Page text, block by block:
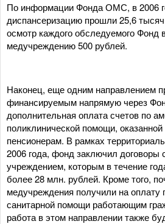
По информации Фонда ОМС, в 2006
диспансеризацию прошли 25,6
осмотр каждого обследуемого Фонд
медучреждению 500 рублей.
Наконец, еще одним направлением
финансируемым напрямую через
дополнительная оплата счетов по
поликлинической помощи,
пенсионерам. В рамках
2006 года, фонд заключил договоры
учреждением, которым в течение
более 28 млн. рублей. Кроме того,
медучреждения получили на оплату
санитарной помощи работающим
работа в этом направлении также